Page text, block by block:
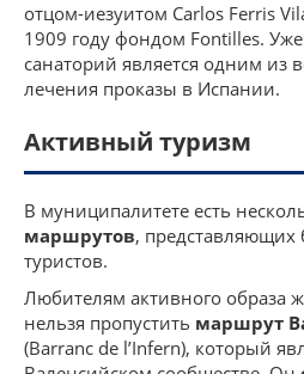
отцом-иезуитом Carlos Ferris
1909 году фондом Fontilles. Уже
санаторий является одним из
лечения проказы в Испании.
Активный туризм
В муниципалитете есть
маршрутов, представляющих
туристов.
Любителям активного образа
нельзя пропустить маршрут
(Barranc de l’Infern), который